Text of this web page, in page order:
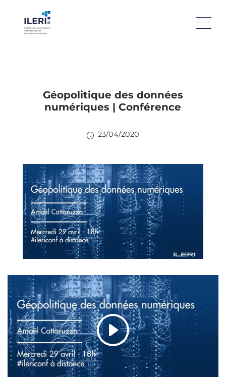
Géopolitique des données
numériques | Conférence
23/04/2020